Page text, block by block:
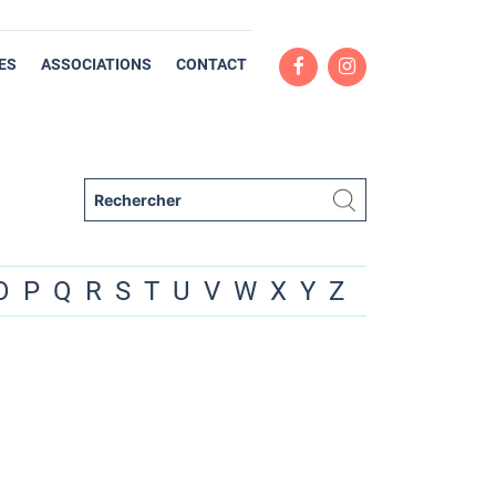
ASSOCIATIONS CONTACT
P Q R S T U V W X Y Z